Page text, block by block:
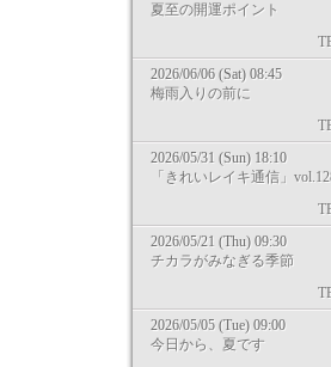
夏至の開運ポイント
2026/06/06 (Sat) 08:45
梅雨入りの前に
2026/05/31 (Sun) 18:10
「きれいレイキ通信」
2026/05/21 (Thu) 09:30
チカラがみなぎる季節
2026/05/05 (Tue) 09:00
今日から、夏です